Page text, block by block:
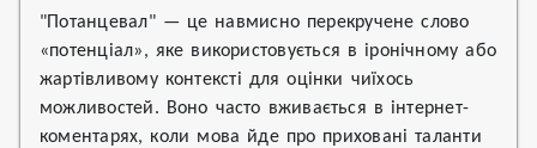
"Потанцевал" — це навмисно перекручене слово
«потенціал», яке використовується в іронічному або
жартівливому контексті для оцінки чиїхось
можливостей. Воно часто вживається в інтернет-
коментарях, коли мова йде про приховані таланти